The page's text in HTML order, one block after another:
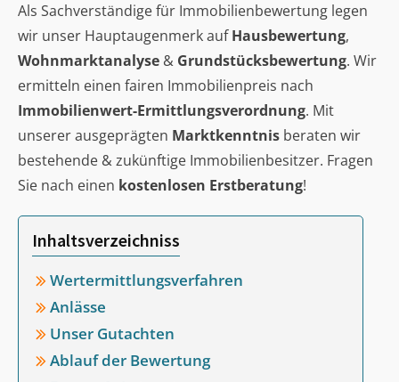
Als Sachverständige für Immobilienbewertung legen
wir unser Hauptaugenmerk aufHausbewertung,
Wohnmarktanalyse & Grundstücksbewertung. Wir
ermitteln einen fairen Immobilienpreis nach
Immobilienwert-Ermittlungsverordnung. Mit
unserer ausgeprägten Marktkenntnis beraten wir
bestehende & zukünftige Immobilienbesitzer. Fragen
Sie nach einen kostenlosen Erstberatung!
Inhaltsverzeichniss
Wertermittlungsverfahren
Anlässe
Unser Gutachten
Ablauf der Bewertung